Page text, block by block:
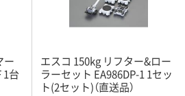
ー
1台
エスコ 150kg リフター&ロー
ラーセット EA986DP-1 1セッ
ト(2セット)（直送品）